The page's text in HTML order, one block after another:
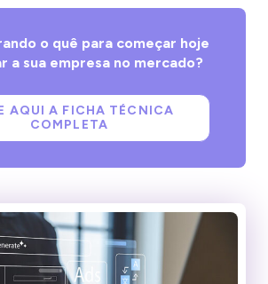
o quê para começar hoje
a sua empresa no mercado?
AQUI A FICHA TÉCNICA
COMPLETA